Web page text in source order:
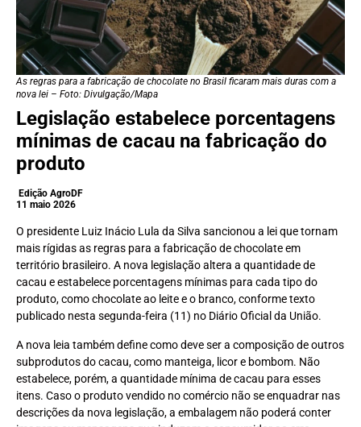
As regras para a fabricação de chocolate no Brasil ficaram mais duras com a
nova lei – Foto: Divulgação/Mapa
Legislação estabelece porcentagens
mínimas de cacau na fabricação do
produto
Edição AgroDF
11 maio 2026
O presidente Luiz Inácio Lula da Silva sancionou a lei que tornam
mais rígidas as regras para a fabricação de chocolate em
território brasileiro. A nova legislação altera a quantidade de
cacau e estabelece porcentagens mínimas para cada tipo do
produto, como chocolate ao leite e o branco, conforme texto
publicado nesta segunda-feira (11) no Diário Oficial da União.
A nova leia também define como deve ser a composição de outros
subprodutos do cacau, como manteiga, licor e bombom. Não
estabelece, porém, a quantidade mínima de cacau para esses
itens. Caso o produto vendido no comércio não se enquadrar nas
descrições da nova legislação, a embalagem não poderá conter